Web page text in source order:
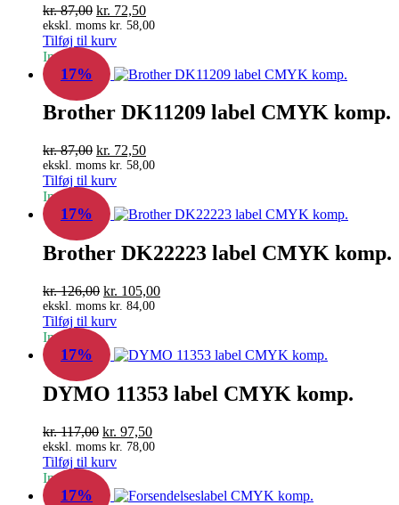
kr.87,00 Den
oprindelige
pris
var:
kr. 87,00.
kr. 72,50Den
aktuelle
kr. 72,50.
ekskl. moms kr. 58,00
Tilføj til kurv
In Stock
17%
Brother DK11209 label CMYK komp.
kr.87,00 Den
oprindelige
pris
var:
kr. 87,00.
kr. 72,50Den
aktuelle
kr. 72,50.
ekskl. moms kr. 58,00
Tilføj til kurv
In Stock
17%
Brother DK22223 label CMYK komp.
kr.126,00 Den
oprindelige
pris
var:
kr. 126,00.
kr. 105,00Den
kr. 105,00.
ekskl. moms kr. 84,00
Tilføj til kurv
In Stock
17%
DYMO 11353 label CMYK komp.
kr.117,00 Den
oprindelige
pris
var:
kr. 117,00.
kr. 97,50Den
aktuelle
kr. 97,50.
ekskl. moms kr. 78,00
Tilføj til kurv
In Stock
17%